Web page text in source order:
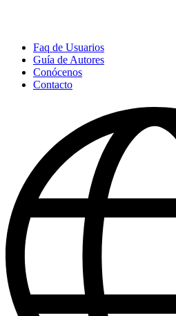
Faq de Usuarios
Guía de Autores
Conócenos
Contacto